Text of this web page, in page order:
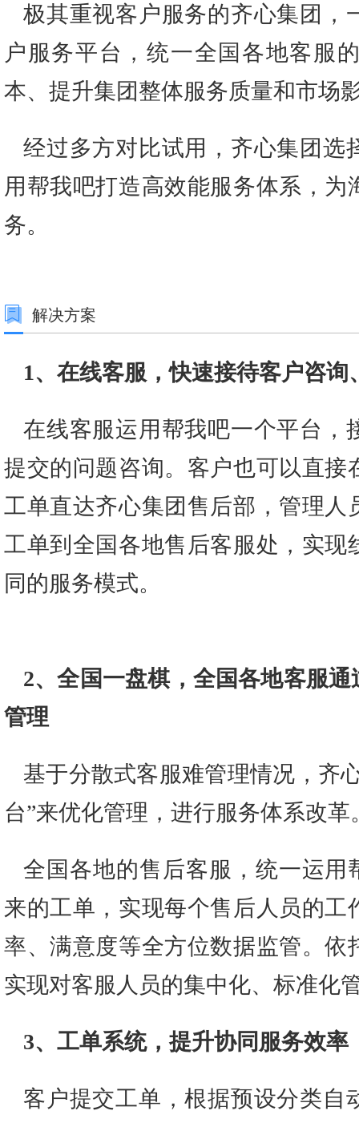
极其重视客户服务的齐心集团，
户服务平台，统一全国各地客服
本、提升集团整体服务质量和市场
经过多方对比试用，齐心集团选
用帮我吧打造高效能服务体系，
务。
解决方案
1、在线客服，快速接待客户咨询
在线客服运用帮我吧一个平台，
提交的问题咨询。客户也可以直
工单直达齐心集团售后部，管理
工单到全国各地售后客服处，实
同的服务模式。
2、全国一盘棋，全国各地客服
管理
基于分散式客服难管理情况，齐
台”来优化管理，进行服务体系改革
全国各地的售后客服，统一运用
来的工单，实现每个售后人员的
率、满意度等全方位数据监管。
实现对客服人员的集中化、标准化
3、工单系统，提升协同服务效率
客户提交工单，根据预设分类自